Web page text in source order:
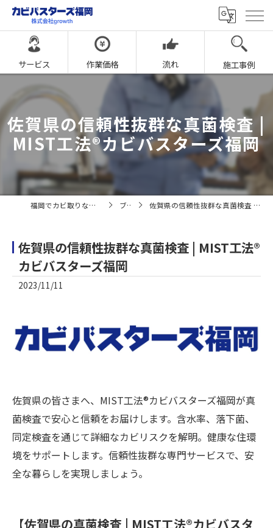
サービス 作業価格 流れ 施工事例
佐賀県の信頼性抜群な真菌検査 |
MIST工法®カビバスターズ福岡
福岡でカビ取りならカビバスターズ福岡 ブログ 佐賀県の信頼性抜群な真菌検査 | MIST工法®カビバスターズ福岡
佐賀県の信頼性抜群な真菌検査 | MIST工法®
カビバスターズ福岡
2023/11/11
佐賀県の皆さまへ、MIST工法®カビバスターズ福岡が真
菌検査で安心と信頼をお届けします。含水率、落下菌、
同定検査を通じて詳細なカビリスクを解明。健康な住環
境をサポートします。信頼性抜群な専門サービスで、安
全な暮らしを実現しましょう。
【佐賀県の真菌検査 | MIST工法®カビバスタ